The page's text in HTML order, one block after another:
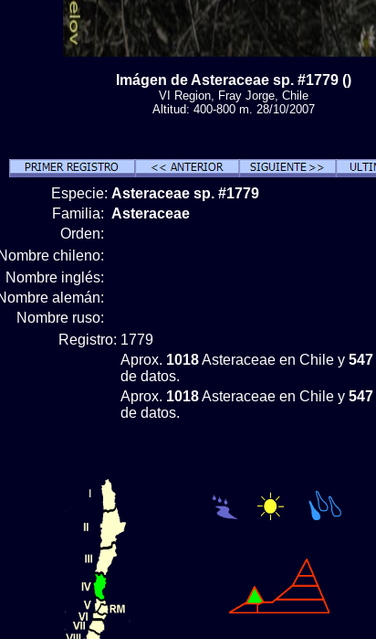
Imágen de Asteraceae sp. #1779 ()
VI Region, Fray Jorge, Chile
Altitud: 400-800 m. 28/10/2007
Especie: Asteraceae sp. #1779
Familia: Asteraceae
Orden:
Nombre chileno:
Nombre inglés:
alemán:
Nombre ruso:
Registro: 1779
Aprox. 1018Asteraceae en Chile y 547
de datos.
Aprox. 1018Asteraceae en Chile y 547
de datos.